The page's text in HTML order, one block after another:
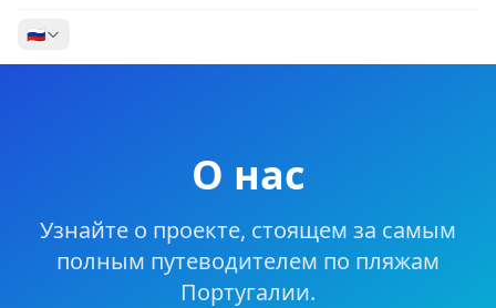
🇷🇺
О нас
Узнайте о проекте, стоящем за самым
полным путеводителем по пляжам
Португалии.